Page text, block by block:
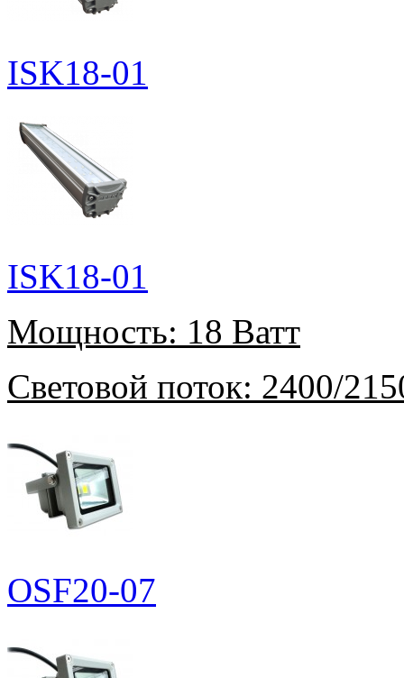
ISK18-01
ISK18-01
Мощность: 18 Ватт
Световой поток: 2400/
OSF20-07